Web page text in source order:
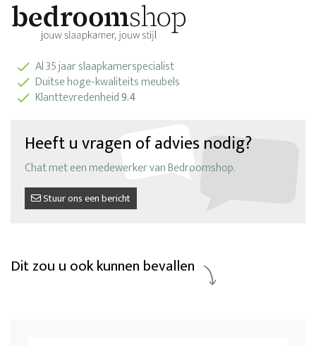
Al 35 jaar slaapkamerspecialist
Duitse hoge-kwaliteits meubels
Klanttevredenheid9.4
Heeft u vragen of advies nodig?
Chat met een medewerker van Bedroomshop.
Stuur ons een bericht
Dit zou u ook kunnen bevallen